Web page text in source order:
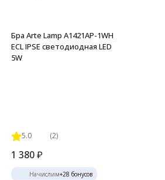
Бра Arte Lamp A1421AP-1WH
ECL IPSE светодиодная LED
5W
5.0 (2)
1 380₽
Начислим+28 бонусов